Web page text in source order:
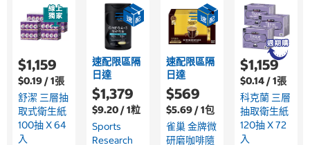
$1,159
$0.19 / 1張
舒潔 三層抽
取式衛生紙
100抽 X 64
入
速配限區隔
日達
$1,379
$9.20 / 1粒
Sports
Research
速配限區隔
日達
$569
$5.69 / 1包
雀巢 金牌微
研磨咖啡隨
$1,159
$0.14 / 1張
科克蘭 三層
抽取衛生紙
120抽 X 72
入